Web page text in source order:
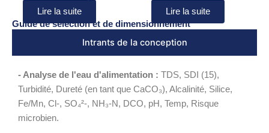
Lire la suite
Lire la suite
Guide de sélection et de dimensionnement
Intrants de la conception
- Analyse de l'eau d'alimentation : TDS, SDI (15),
Turbidité, Dureté (en tant que CaCO₃), Alcalinité, Silice,
Fe/Mn, Cl-, SO₄²-, NH₃-N, DCO, pH, Temp, Risque
microbien.